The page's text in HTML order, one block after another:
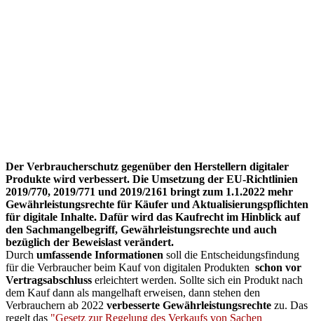
Der Verbraucherschutz gegenüber den Herstellern digitaler
Produkte wird verbessert. Die Umsetzung der EU-Richtlinien
2019/770, 2019/771 und 2019/2161 bringt zum 1.1.2022 mehr
Gewährleistungsrechte für Käufer und Aktualisierungspflichten
für digitale Inhalte. Dafür wird das Kaufrecht im Hinblick auf
den Sachmangelbegriff, Gewährleistungsrechte und auch
bezüglich der Beweislast verändert.
Durch umfassende Informationen soll die Entscheidungsfindung
für die Verbraucher beim Kauf von digitalen Produkten schon vor
Vertragsabschluss erleichtert werden. Sollte sich ein Produkt nach
dem Kauf dann als mangelhaft erweisen, dann stehen den
Verbrauchern ab 2022 verbesserte Gewährleistungsrechte zu. Das
regelt das "Gesetz zur Regelung des Verkaufs von Sachen